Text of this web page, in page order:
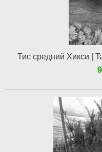
Тис средний Хикси |